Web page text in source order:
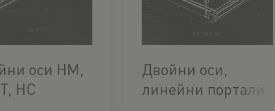
оси HM,
HC
Двойни оси,
линейни портали